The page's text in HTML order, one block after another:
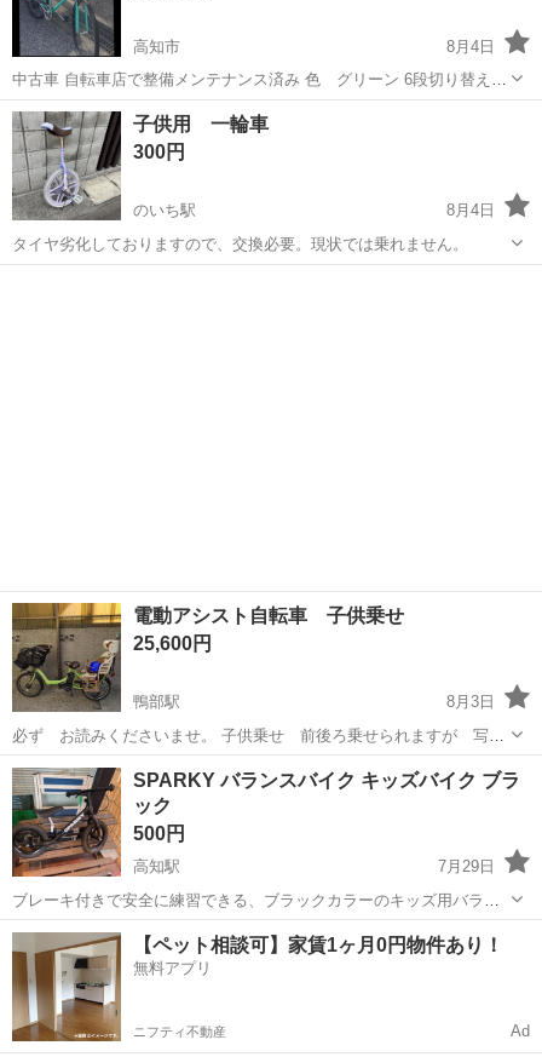
高知市
8月4日
中古車 自転車店で整備メンテナンス済み 色 グリーン 6段切り替え式
前後タイヤ良好 防犯登録費用無料 基本引取希望ですが、有料配達も可
能です。 ご相談ください！ 受け渡しは香南市になります！
高知 高知市 クロスバイク
子供用 一輪車
300円
のいち駅
8月4日
タイヤ劣化しておりますので、交換必要。現状では乗れません。
電動アシスト自転車 子供乗せ
25,600円
鴨部駅
8月3日
必ず お読みくださいませ。 子供乗せ 前後ろ乗せられますが 写真
のとおり 剥げ落ちている部分が かなりあります！ 新しく 子供乗
せ部分をつけ変えても じゅうぶん お安いかと思います！ 雨の日用
の レインカバー ミントグリ...
高知 高知市 電動アシスト自転車 トラブル
SPARKY バランスバイク キッズバイク ブラ
ック
500円
高知駅
7月29日
ブレーキ付きで安全に練習できる、ブラックカラーのキッズ用バラン
スバイクです。 本体は傷はありますが、まだまだ乗っていただける状
態です。 タイヤがパンクしており空気を入れてもすぐに抜けます。 そ
のためお安い価格にしています。...
高知 高知市 高知駅 その他
【ペット相談可】家賃1ヶ月0円物件あり！
無料アプリ
ニフティ不動産 Ad